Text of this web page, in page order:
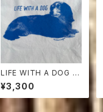
LIFE WITH A DOG キ
ャンバストートバッグ
¥3,300